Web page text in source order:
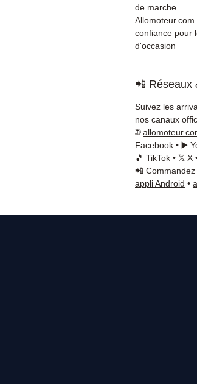
de marche.
confiance pour
d'occasion
📲 Réseaux
Suivez les
nos canaux
🌐
Facebook • ▶️
🎵 TikTok • 𝕏 X
📲
appli Android •